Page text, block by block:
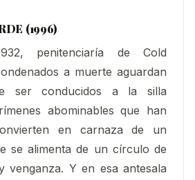
(1996)
penitenciaría de Cold
a muerte aguardan
ser conducidos a la silla
abominables que han
en carnaza de un
se alimenta de un círculo de
venganza. Y en esa antesala